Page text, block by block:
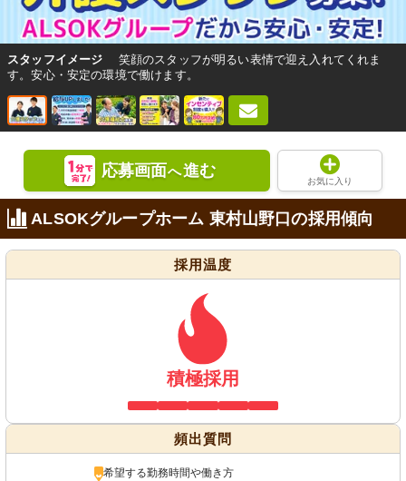
スタッフイメージ
笑顔のスタッフが明るい表情で迎え入れてくれま
す。安心・安定の環境で働けます。
応募画面へ進む
お気に入り
ALSOKグループホーム 東村山野口の採用傾向
採用温度
積極採用
頻出質問
希望する勤務時間や働き方